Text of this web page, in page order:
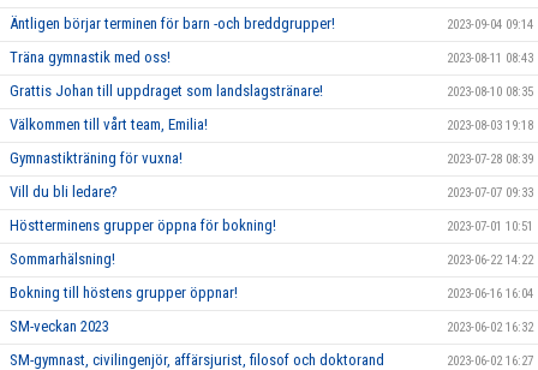
Äntligen börjar terminen för barn -och breddgrupper! 2023-09-04 09:14
Träna gymnastik med oss! 2023-08-11 08:43
Grattis Johan till uppdraget som landslagstränare! 2023-08-10 08:35
Välkommen till vårt team, Emilia! 2023-08-03 19:18
Gymnastikträning för vuxna! 2023-07-28 08:39
Vill du bli ledare? 2023-07-07 09:33
Höstterminens grupper öppna för bokning! 2023-07-01 10:51
Sommarhälsning! 2023-06-22 14:22
Bokning till höstens grupper öppnar! 2023-06-16 16:04
SM-veckan 2023 2023-06-02 16:32
SM-gymnast, civilingenjör, affärsjurist, filosof och doktorand 2023-06-02 16:27